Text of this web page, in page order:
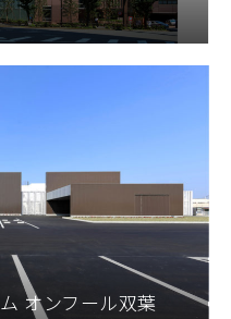
オンフール双葉